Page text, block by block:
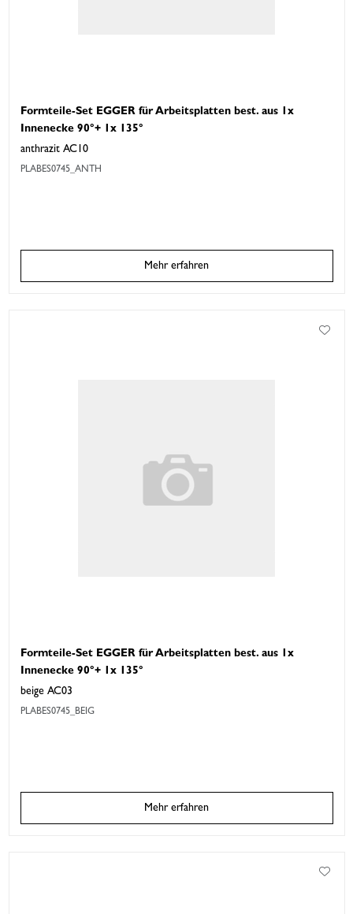
Formteile-Set EGGER für Arbeitsplatten best. aus 1x
Innenecke 90°+ 1x 135°
anthrazit AC10
PLABES0745_ANTH
Mehr erfahren
Formteile-Set EGGER für Arbeitsplatten best. aus 1x
Innenecke 90°+ 1x 135°
beige AC03
PLABES0745_BEIG
Mehr erfahren